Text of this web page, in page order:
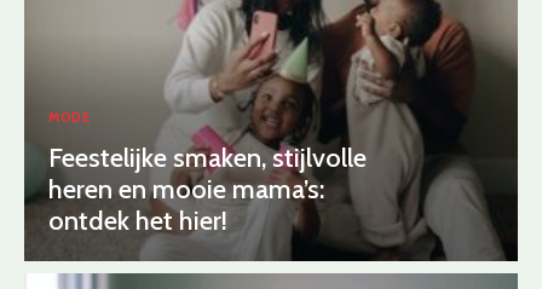
MODE
Feestelijke smaken, stijlvolle
heren en mooie mama’s:
ontdek het hier!